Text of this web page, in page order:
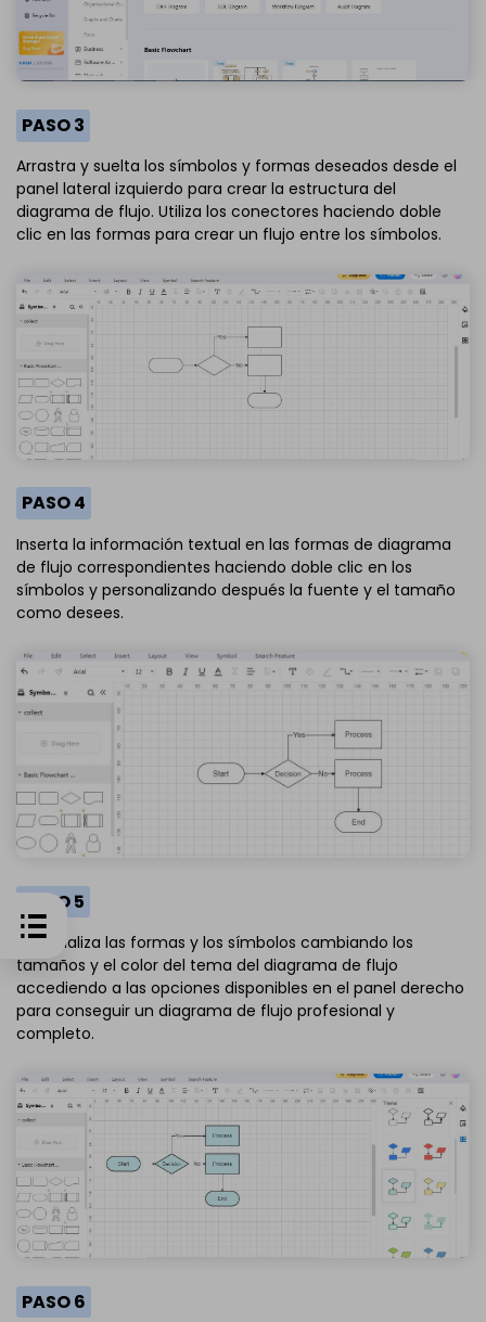
PASO 3
Arrastra y suelta los símbolos y formas deseados desde el
panel lateral izquierdo para crear la estructura del
diagrama de flujo. Utiliza los conectores haciendo doble
clic en las formas para crear un flujo entre los símbolos.
PASO 4
Inserta la información textual en las formas de diagrama
de flujo correspondientes haciendo doble clic en los
símbolos y personalizando después la fuente y el tamaño
como desees.
PASO 5
Personaliza las formas y los símbolos cambiando los
tamaños y el color del tema del diagrama de flujo
accediendo a las opciones disponibles en el panel derecho
para conseguir un diagrama de flujo profesional y
completo.
PASO 6